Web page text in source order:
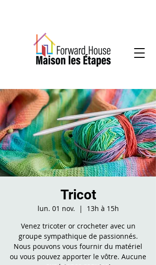
Tricot
lun. 01 nov.
  |
13h à 15h
Venez tricoter or crocheter avec un
groupe sympathique de passionnés.
Nous pouvons vous fournir du matériel
ou vous pouvez apporter le vôtre. Aucune